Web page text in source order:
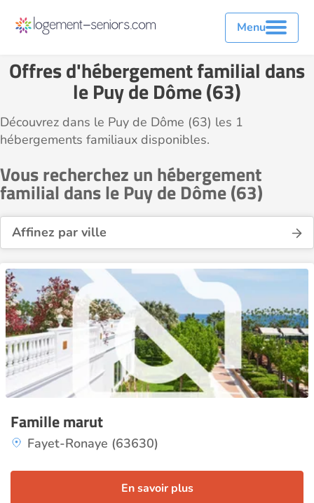
Menu
Offres d'hébergement familial dans
le Puy de Dôme (63)
Découvrez dans le Puy de Dôme (63) les 1
hébergements familiaux disponibles.
Vous recherchez un hébergement
familial dans le Puy de Dôme (63)
Affinez par ville
Famille marut
Fayet-Ronaye (63630)
En savoir plus